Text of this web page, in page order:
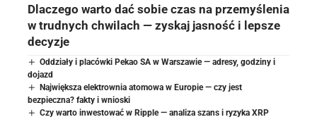
Dlaczego warto dać sobie czas na przemyślenia
w trudnych chwilach — zyskaj jasność i lepsze
decyzje
Oddziały i placówki Pekao SA w Warszawie — adresy, godziny i
dojazd
Największa elektrownia atomowa w Europie — czy jest
bezpieczna? fakty i wnioski
Czy warto inwestować w Ripple — analiza szans i ryzyka XRP